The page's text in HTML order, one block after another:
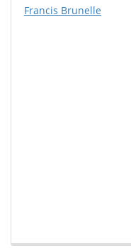
Francis Brunelle